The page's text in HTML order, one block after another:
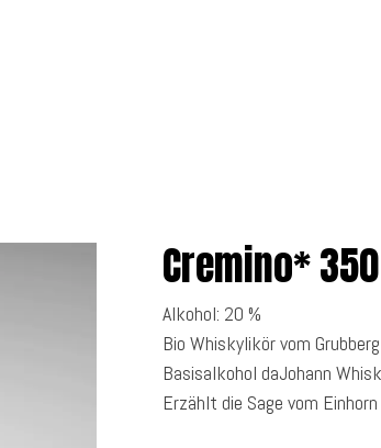
Cremino*
Alkohol: 20 %
Bio Whiskylikör vom
Basisalkohol daJohann
Erzählt die Sage vom